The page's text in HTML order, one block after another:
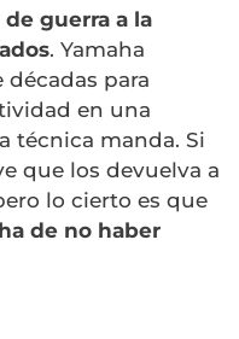
guerra a la
. Yamaha
para
en una
técnica manda. Si
que los devuelva a
lo cierto es que
de no haber